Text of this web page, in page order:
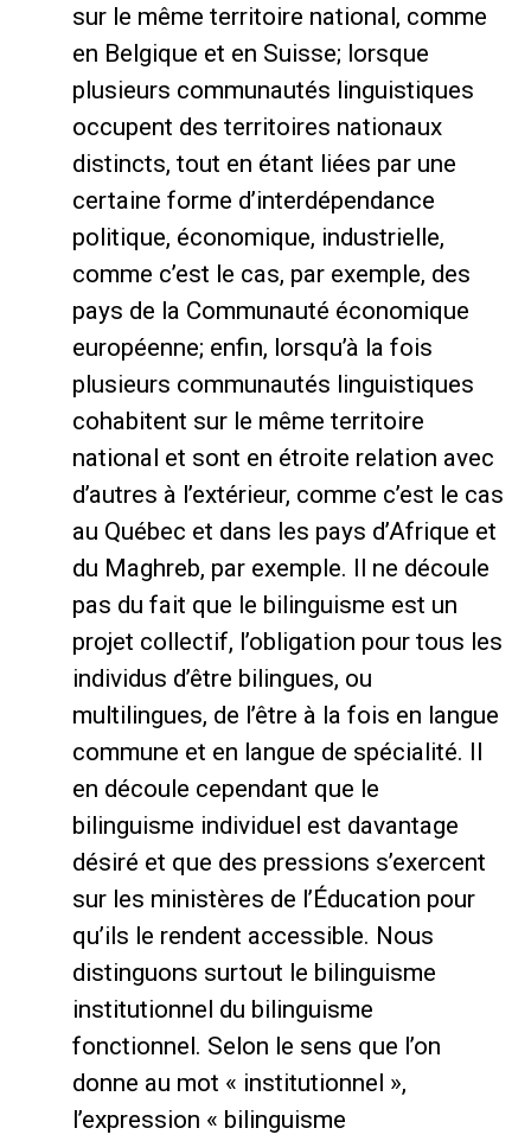
sur le même territoire national, comme
en Belgique et en Suisse; lorsque
plusieurs communautés linguistiques
occupent des territoires nationaux
distincts, tout en étant liées par une
certaine forme d’interdépendance
politique, économique, industrielle,
comme c’est le cas, par exemple, des
pays de la Communauté économique
européenne; enfin, lorsqu’à la fois
plusieurs communautés linguistiques
cohabitent sur le même territoire
national et sont en étroite relation avec
d’autres à l’extérieur, comme c’est le cas
au Québec et dans les pays d’Afrique et
du Maghreb, par exemple. Il ne découle
pas du fait que le bilinguisme est un
projet collectif, l’obligation pour tous les
individus d’être bilingues, ou
multilingues, de l’être à la fois en langue
commune et en langue de spécialité. Il
en découle cependant que le
bilinguisme individuel est davantage
désiré et que des pressions s’exercent
sur les ministères de l’Éducation pour
qu’ils le rendent accessible. Nous
distinguons surtout le bilinguisme
institutionnel du bilinguisme
fonctionnel. Selon le sens que l’on
donne au mot « institutionnel »,
l’expression « bilinguisme